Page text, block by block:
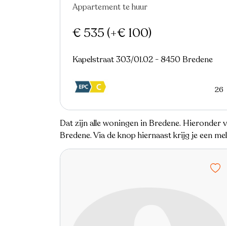
Appartement te huur
€ 535 (+€ 100)
Kapelstraat 303/01.02 - 8450 Bredene
26
Dat zijn alle woningen in Bredene. Hieronder
Bredene. Via de knop hiernaast krijg je een